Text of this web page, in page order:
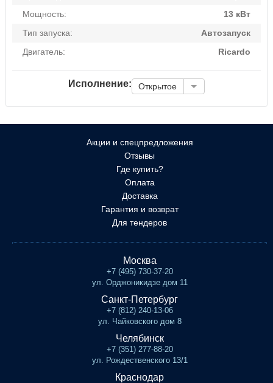
Мощность:
13 кВт
Тип запуска:
Автозапуск
Двигатель:
Ricardo
Исполнение: Открытое
Акции и спецпредложения
Отзывы
Где купить?
Оплата
Доставка
Гарантия и возврат
Для тендеров
Москва
+7 (495) 730-37-20
ул. Орджоникидзе дом 11
Санкт-Петербург
+7 (812) 240-13-06
ул. Чайковского дом 8
Челябинск
+7 (351) 277-88-20
ул. Рождественского 13/1
Краснодар